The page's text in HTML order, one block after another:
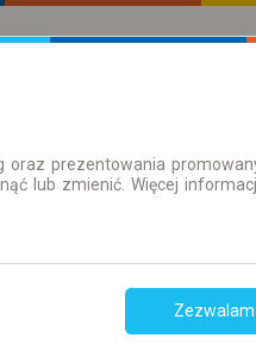
przesiadek
Tylko bilet online
oraz prezentowania
lub zmienić. Więcej
Zezwalam